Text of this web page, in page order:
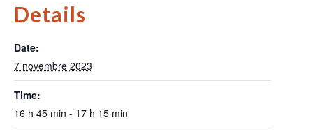
Details
Date:
7 novembre 2023
Time:
16 h 45 min - 17 h 15 min